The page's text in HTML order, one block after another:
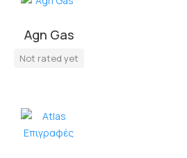
Agn Gas
Not rated yet